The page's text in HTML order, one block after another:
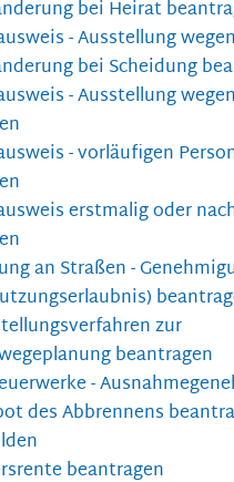
bei Heirat
- Ausstellung wegen
bei Scheidung
- Ausstellung
- vorläufigen
erstmalig oder
an Straßen -
zur
beantragen
-
des Abbrennens
beantragen